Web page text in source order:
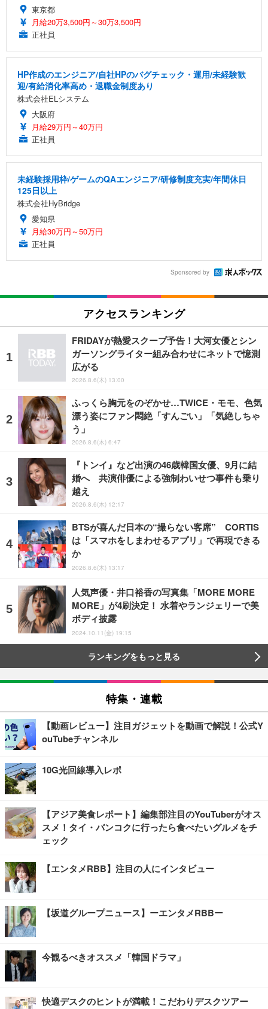
東京都
月給20万3,500円～30万3,500円
正社員
HP作成のエンジニア/自社HPのバグチェック・運用/未経験歓
迎/有給消化率高め・退職金制度あり
株式会社ELシステム
大阪府
月給29万円～40万円
正社員
未経験採用枠/ゲームのQAエンジニア/研修制度充実/年間休日
125日以上
株式会社HyBridge
愛知県
月給30万円～50万円
正社員
Sponsored by
アクセスランキング
FRIDAYが熱愛スクープ予告！大河女優とシン
ガーソングライター組み合わせにネットで憶測
広がる
2026.8.6(木) 13:00
ふっくら胸元をのぞかせ…TWICE・モモ、色気
漂う姿にファン悶絶「すんごい」「気絶しちゃ
う」
2026.8.6(木) 6:47
『トンイ』など出演の46歳韓国女優、9月に結
婚へ 共演俳優による強制わいせつ事件も乗り
越え
2026.8.6(木) 12:17
BTSが喜んだ日本の“撮らない客席” CORTIS
は「スマホをしまわせるアプリ」で再現できる
か
2026.8.6(木) 13:17
人気声優・井口裕香の写真集「MORE MORE
MORE」が4刷決定！ 水着やランジェリーで美
ボディ披露
2024.10.11(金) 19:15
ランキングをもっと見る
特集・連載
【動画レビュー】注目ガジェットを動画で解説！公式Y
ouTubeチャンネル
10G光回線導入レポ
【アジア美食レポート】編集部注目のYouTuberがオス
スメ！タイ・バンコクに行ったら食べたいグルメをチ
ェック
【エンタメRBB】注目の人にインタビュー
【坂道グループニュース】ーエンタメRBBー
今観るべきオススメ「韓国ドラマ」
快適デスクのヒントが満載！こだわりデスクツアー